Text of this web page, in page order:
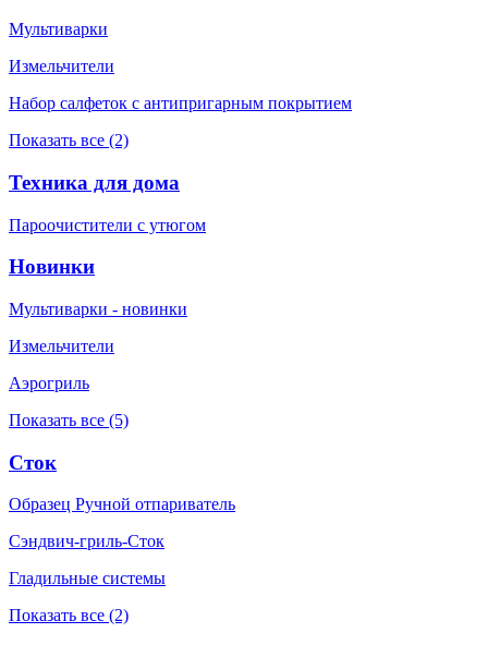
Мультиварки
Измельчители
Набор салфеток с антипригарным покрытием
Показать все (2)
Техника для дома
Пароочистители с утюгом
Новинки
Мультиварки - новинки
Измельчители
Аэрогриль
Показать все (5)
Сток
Образец Ручной отпариватель
Сэндвич-гриль-Сток
Гладильные системы
Показать все (2)